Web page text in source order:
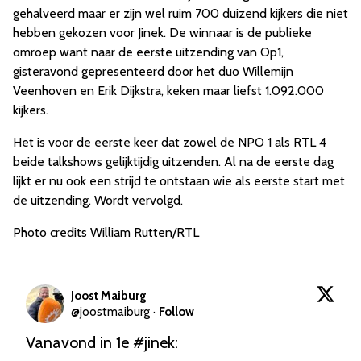
gehalveerd maar er zijn wel ruim 700 duizend kijkers die niet
hebben gekozen voor Jinek. De winnaar is de publieke
omroep want naar de eerste uitzending van Op1,
gisteravond gepresenteerd door het duo Willemijn
Veenhoven en Erik Dijkstra, keken maar liefst 1.092.000
kijkers.
Het is voor de eerste keer dat zowel de NPO 1 als RTL 4
beide talkshows gelijktijdig uitzenden. Al na de eerste dag
lijkt er nu ook een strijd te ontstaan wie als eerste start met
de uitzending. Wordt vervolgd.
Photo credits William Rutten/RTL
Joost Maiburg
@joostmaiburg · Follow
Vanavond in 1e #jinek: